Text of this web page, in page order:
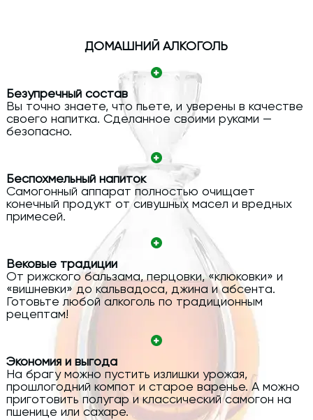
ДОМАШНИЙ АЛКОГОЛЬ
Безупречный состав
Вы точно знаете, что пьете, и уверены в качестве
своего напитка. Сделанное своими руками —
безопасно.
Беспохмельный напиток
Самогонный аппарат полностью очищает
конечный продукт от сивушных масел и вредных
примесей.
Вековые традиции
От рижского бальзама, перцовки, «клюковки» и
«вишневки» до кальвадоса, джина и абсента.
Готовьте любой алкоголь по традиционным
рецептам!
Экономия и выгода
На брагу можно пустить излишки урожая,
прошлогодний компот и старое варенье. А можно
приготовить полугар и классический самогон на
пшенице или сахаре.